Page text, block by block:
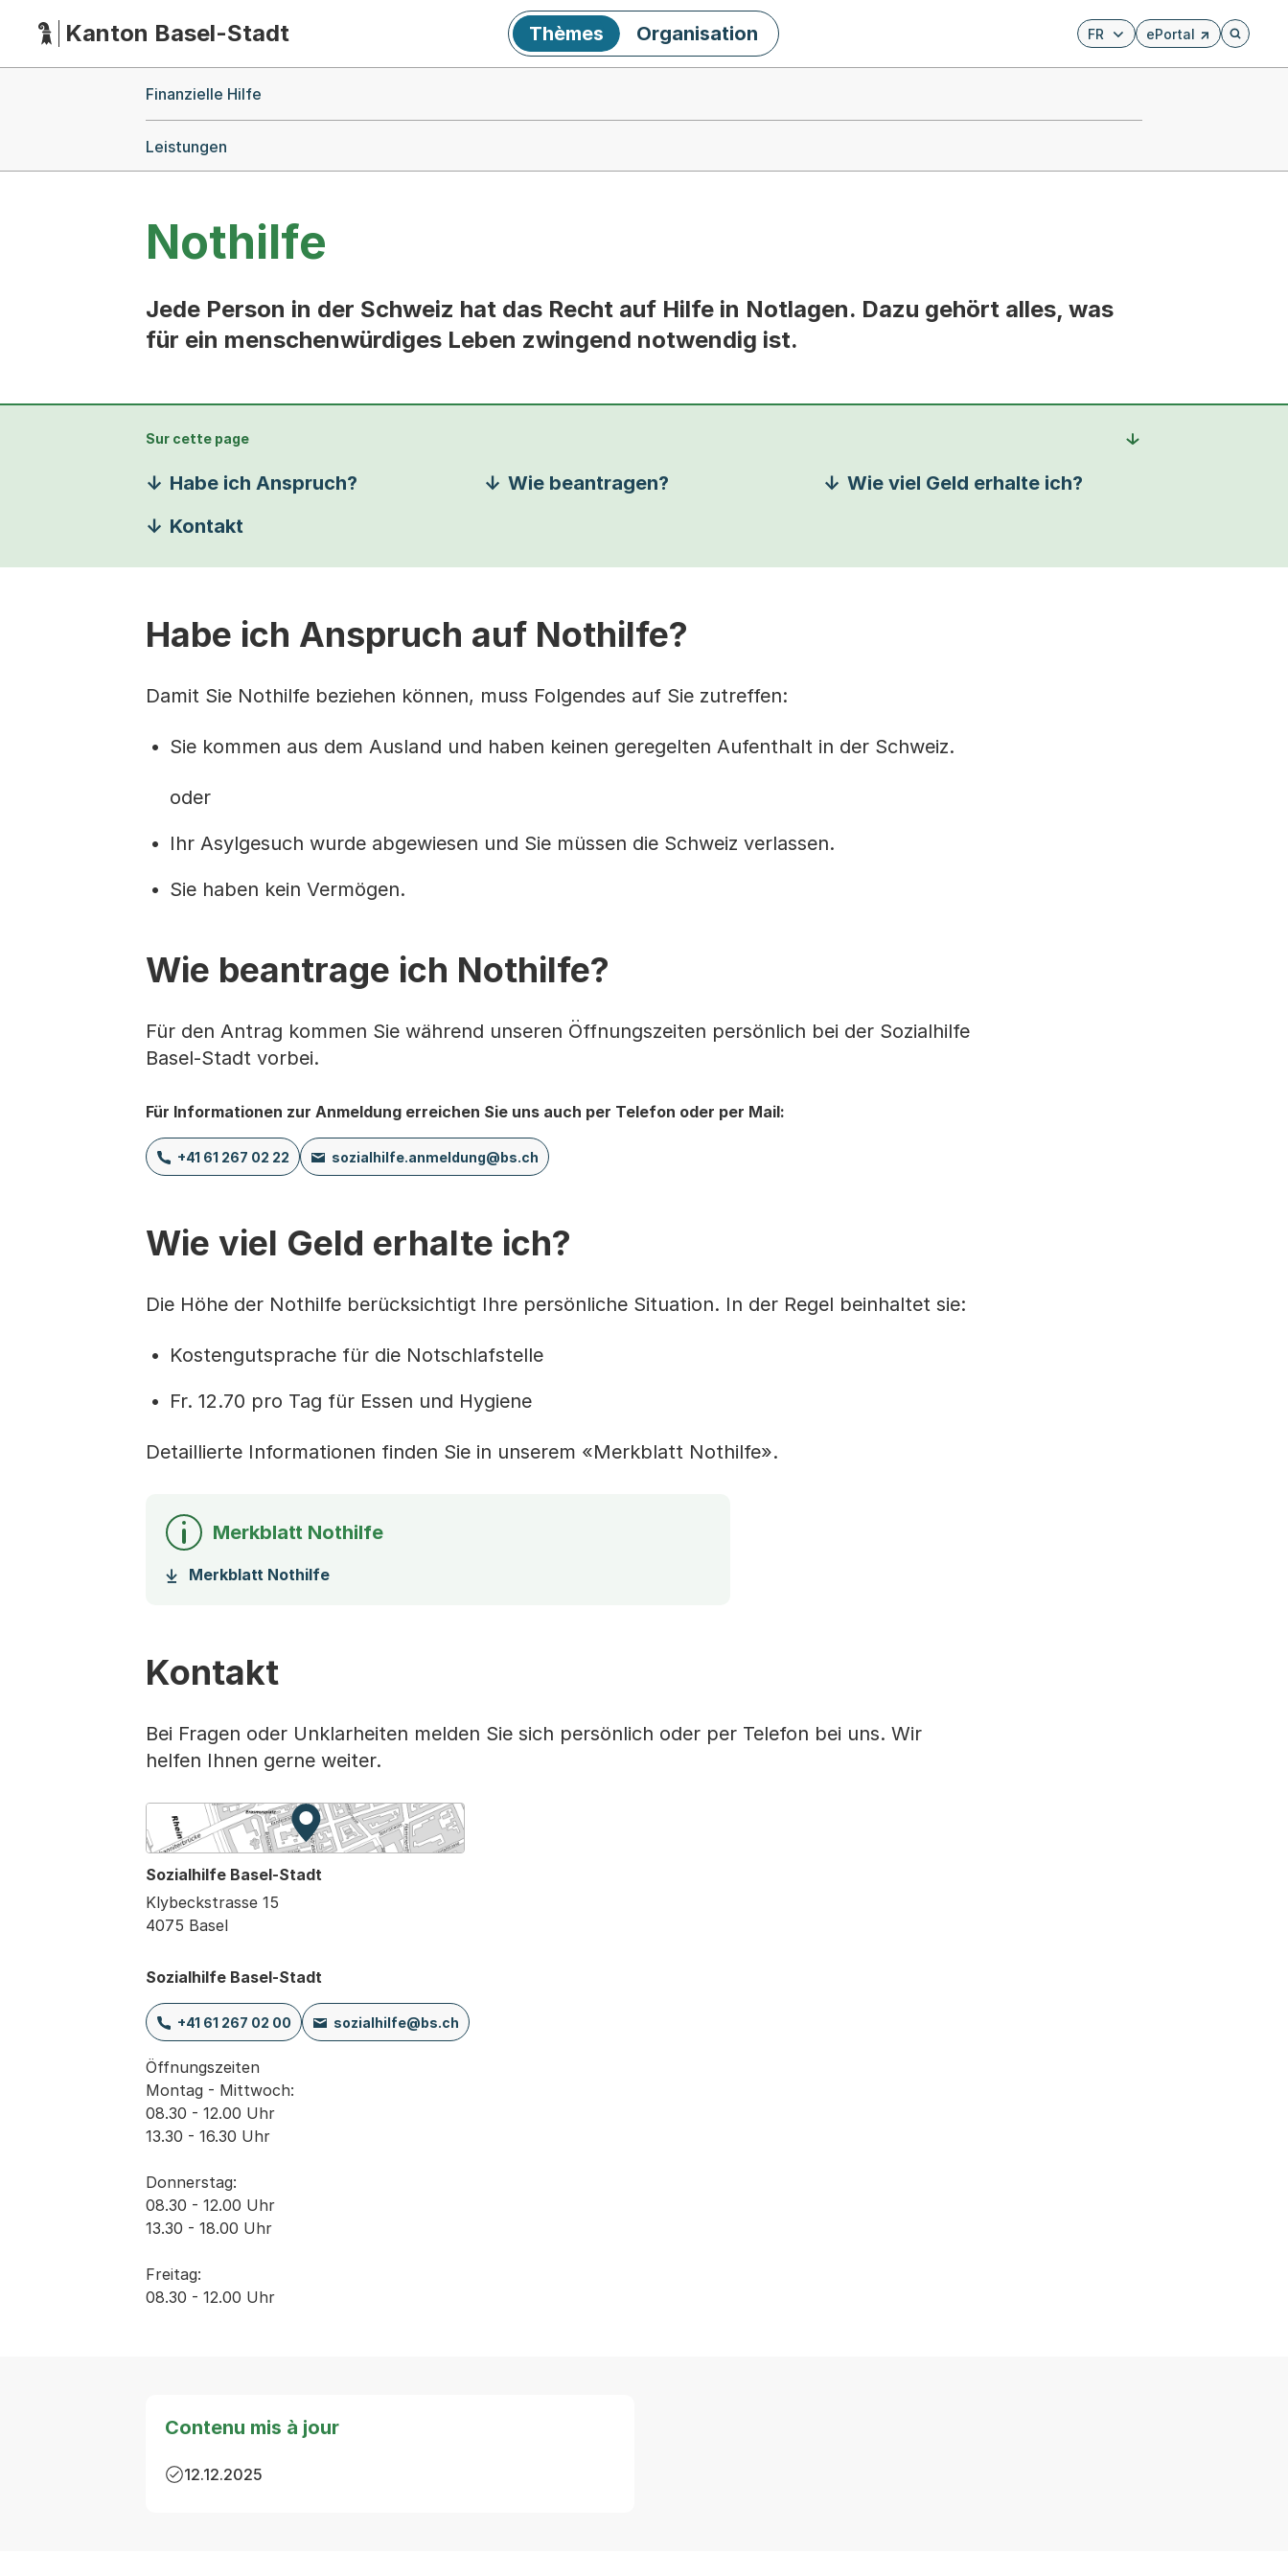
HauptnavigationKanton Basel-Stadt FR ePortal
Externer Link, wird in
Öffnet
Thèmes Organisation
Finanzielle Hilfe
Leistungen
Nothilfe
Jede Person in der Schweiz hat das Recht auf Hilfe in Notlagen. Dazu gehört alles, was
für ein menschenwürdiges Leben zwingend notwendig ist.
Sur cette page
Habe ich Anspruch? Wie beantragen?
Wie viel Geld erhalte ich?
Kontakt
Habe ich Anspruch auf Nothilfe?
Damit Sie Nothilfe beziehen können, muss Folgendes auf Sie zutreffen:
Sie kommen aus dem Ausland und haben keinen geregelten Aufenthalt in der Schweiz.
oder
Ihr Asylgesuch wurde abgewiesen und Sie müssen die Schweiz verlassen.
Sie haben kein Vermögen.
Wie beantrage ich Nothilfe?
Für den Antrag kommen Sie während unseren Öffnungszeiten persönlich bei der Sozialhilfe
Basel-Stadt vorbei.
Für Informationen zur Anmeldung erreichen Sie uns auch per Telefon oder per Mail:
+41 61 267 02 22 sozialhilfe.anmeldung@bs.ch
Wie viel Geld erhalte ich?
Die Höhe der Nothilfe berücksichtigt Ihre persönliche Situation. In der Regel beinhaltet sie:
Kostengutsprache für die Notschlafstelle
Fr. 12.70 pro Tag für Essen und Hygiene
Detaillierte Informationen finden Sie in unserem «Merkblatt Nothilfe».
Merkblatt Nothilfe
Merkblatt Nothilfe(Startet einen Download)
Kontakt
Bei Fragen oder Unklarheiten melden Sie sich persönlich oder per Telefon bei uns. Wir
helfen Ihnen gerne weiter.
Zur Karte von MapBS.
Externer Link, wird in einem neuen Tab oder Fenster geöffnet
Sozialhilfe Basel-Stadt
Klybeckstrasse 15
4075 Basel
Sozialhilfe Basel-Stadt
+41 61 267 02 00 sozialhilfe@bs.ch
Öffnungszeiten
Montag - Mittwoch:
08.30 - 12.00 Uhr
13.30 - 16.30 Uhr
Donnerstag:
08.30 - 12.00 Uhr
13.30 - 18.00 Uhr
Freitag:
08.30 - 12.00 Uhr
Contenu mis à jour
12.12.2025